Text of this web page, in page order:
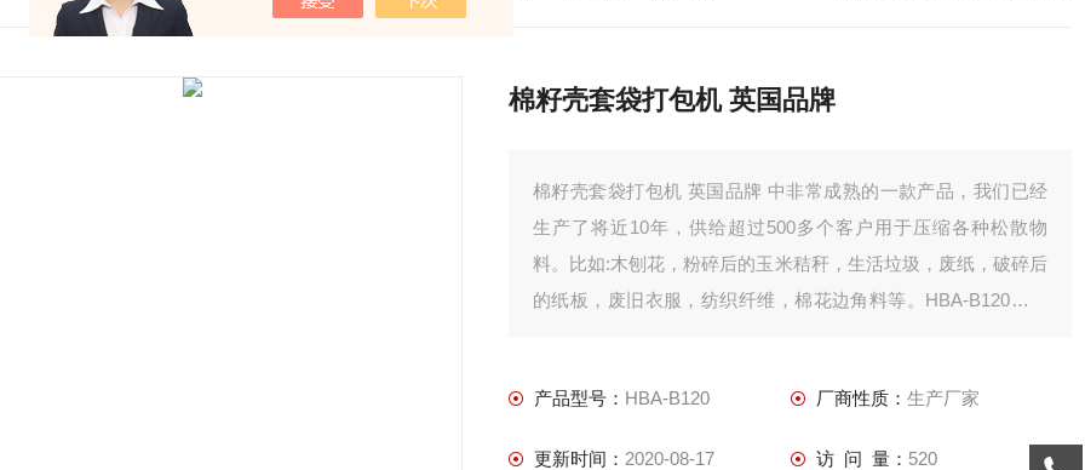
棉籽壳套袋打包机 英国品牌
棉籽壳套袋打包机 英国品牌 中非常成熟的一款产品，我们已经
生产了将近10年，供给超过500多个客户用于压缩各种松散物
料。比如:木刨花，粉碎后的玉米秸秆，生活垃圾，废纸，破碎后
的纸板，废旧衣服，纺织纤维，棉花边角料等。HBA-B120配置
产品型号： HBA-B120 厂商性质： 生产厂家
更新时间： 2020-08-17 访 问 量： 520